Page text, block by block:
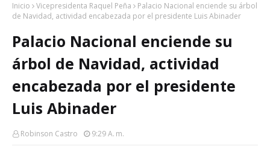
Inicio Vicepresidenta Raquel Peña
Palacio Nacional enciende su árbol
de Navidad, actividad encabezada por el presidente Luis Abinader
Palacio Nacional enciende su
árbol de Navidad, actividad
encabezada por el presidente
Luis Abinader
Robinson Castro 9:29 A. M.